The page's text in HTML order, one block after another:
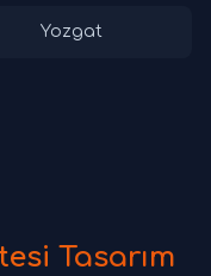
Yozgat
Tasarım